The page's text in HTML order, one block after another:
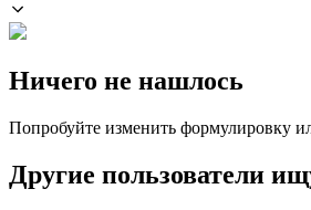
Ничего не нашлось
Попробуйте изменить формулировку
Другие пользователи